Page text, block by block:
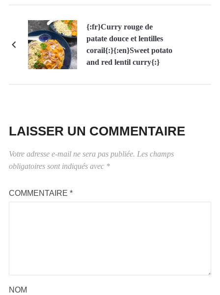
{:fr}Curry rouge de
patate douce et lentilles
corail{:}{:en}Sweet potato
and red lentil curry{:}
LAISSER UN COMMENTAIRE
Votre adresse e-mail ne sera pas publiée. Les champs
obligatoires sont indiqués avec *
COMMENTAIRE *
NOM